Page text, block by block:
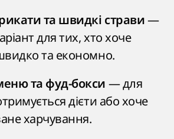
та швидкі страви —
для тих, хто хоче
та економно.
та фуд-бокси — для
дієти або хоче
харчування.